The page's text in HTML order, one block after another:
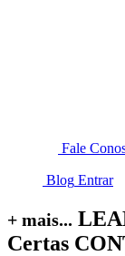
Fale
Blog Entrar
+ mais...
Certas